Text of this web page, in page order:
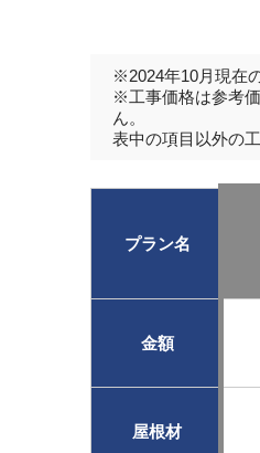
※2024年10月現在
※工事価格は参考
ん。
表中の項目以外の
プラン名
金額
屋根材